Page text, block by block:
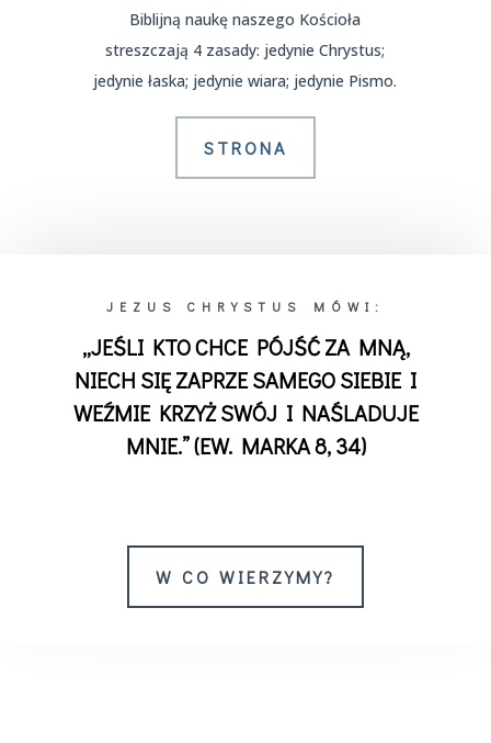
Biblijną naukę naszego Kościoła
streszczają 4 zasady: jedynie Chrystus;
jedynie łaska; jedynie wiara; jedynie Pismo.
STRONA
JEZUS CHRYSTUS MÓWI:
„JEŚLI KTO CHCE PÓJŚĆ ZA MNĄ,
NIECH SIĘ ZAPRZE SAMEGO SIEBIE I
WEŹMIE KRZYŻ SWÓJ I NAŚLADUJE
MNIE.” (EW. MARKA 8, 34)
W CO WIERZYMY?